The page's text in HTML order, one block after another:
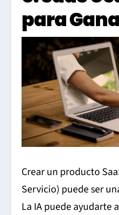
para
Crear un producto
Servicio) puede ser
La IA puede ayudarte